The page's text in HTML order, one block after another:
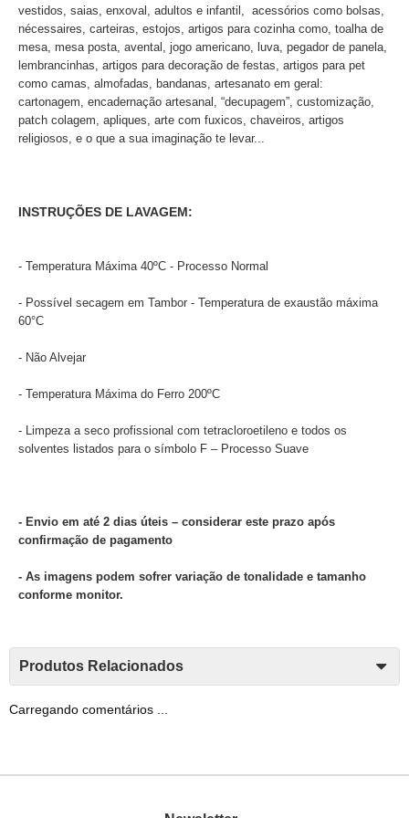
vestidos, saias, enxoval, adultos e infantil, acessórios como bolsas,
nécessaires, carteiras, estojos, artigos para cozinha como, toalha de
mesa, mesa posta, avental, jogo americano, luva, pegador de panela,
lembrancinhas, artigos para decoração de festas, artigos para pet
como camas, almofadas, bandanas, artesanato em geral:
cartonagem, encadernação artesanal, “decupagem”, customização,
patch colagem, apliques, arte com fuxicos, chaveiros, artigos
religiosos, e o que a sua imaginação te levar...
INSTRUÇÕES DE LAVAGEM:
- Temperatura Máxima 40ºC - Processo Normal
- Possível secagem em Tambor - Temperatura de exaustão máxima
60°C
- Não Alvejar
- Temperatura Máxima do Ferro 200ºC
- Limpeza a seco profissional com tetracloroetileno e todos os
solventes listados para o símbolo F – Processo Suave
- Envio em até 2 dias úteis – considerar este prazo após
confirmação de pagamento
- As imagens podem sofrer variação de tonalidade e tamanho
conforme monitor.
Produtos Relacionados
Carregando comentários ...